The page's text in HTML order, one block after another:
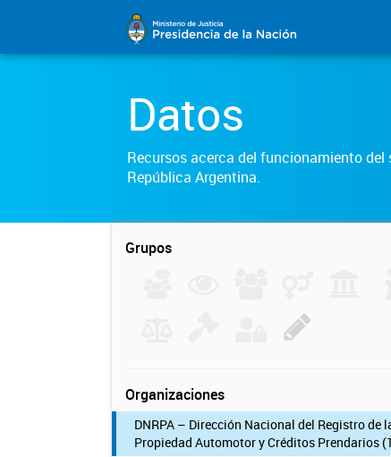
Datos
Recursos acerca del funcionamiento
República Argentina.
Grupos
Organizaciones
DNRPA – Dirección Nacional del Registro de
Propiedad Automotor y Créditos Prendarios